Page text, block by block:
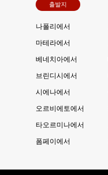
출발지
나폴리에서
마테라에서
베네치아에서
브린디시에서
시에나에서
오르비에토에서
타오르미나에서
폼페이에서